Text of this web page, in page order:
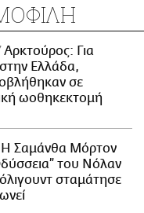
Αρκτούρος: Για
Ελλάδα,
σε
ωοθηκεκτομή
Σαμάνθα Μόρτον
του Νόλαν
σταμάτησε